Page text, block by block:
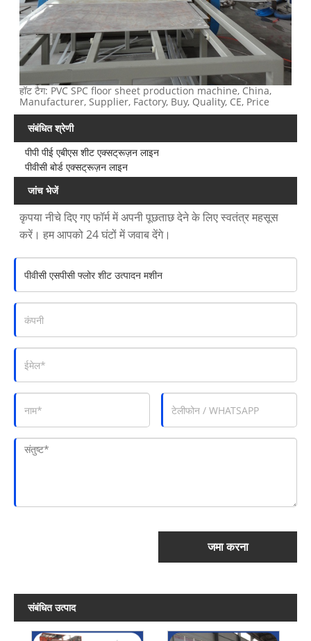
हॉट टैग: PVC SPC floor sheet production machine, China,
Manufacturer, Supplier, Factory, Buy, Quality, CE, Price
संबंधित श्रेणी
पीपी पीई एबीएस शीट एक्सट्रूज़न लाइन
पीवीसी बोर्ड एक्सट्रूज़न लाइन
जांच भेजें
कृपया नीचे दिए गए फॉर्म में अपनी पूछताछ देने के लिए स्वतंत्र महसूस
करें। हम आपको 24 घंटों में जवाब देंगे।
जमा करना
संबंधित उत्पाद